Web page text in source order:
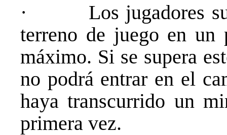
· Los jugadores
terreno de juego en un
máximo. Si se supera
no podrá entrar en el
haya transcurrido un
primera vez.